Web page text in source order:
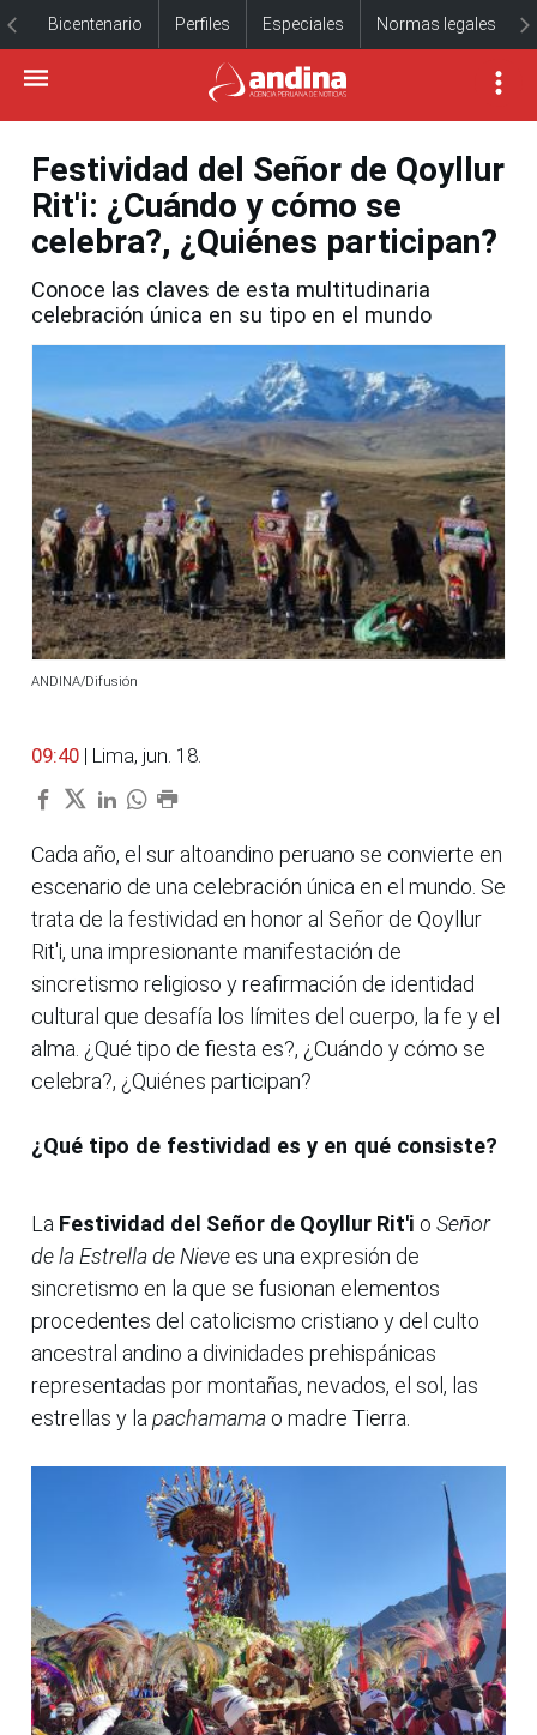
Bicentenario Perfiles Especiales Normas legales
Festividad del Señor de Qoyllur
Rit'i: ¿Cuándo y cómo se
celebra?, ¿Quiénes participan?
Conoce las claves de esta multitudinaria
celebración única en su tipo en el mundo
ANDINA/Difusión
09:40 | Lima, jun. 18.
Cada año, el sur altoandino peruano se convierte en
escenario de una celebración única en el mundo. Se
trata de la festividad en honor al Señor de Qoyllur
Rit'i, una impresionante manifestación de
sincretismo religioso y reafirmación de identidad
cultural que desafía los límites del cuerpo, la fe y el
alma. ¿Qué tipo de fiesta es?, ¿Cuándo y cómo se
celebra?, ¿Quiénes participan?
¿Qué tipo de festividad es y en qué consiste?
La Festividad del Señor de Qoyllur Rit'i o Señor
de la Estrella de Nieve es una expresión de
sincretismo en la que se fusionan elementos
procedentes del catolicismo cristiano y del culto
ancestral andino a divinidades prehispánicas
representadas por montañas, nevados, el sol, las
estrellas y la pachamama o madre Tierra.